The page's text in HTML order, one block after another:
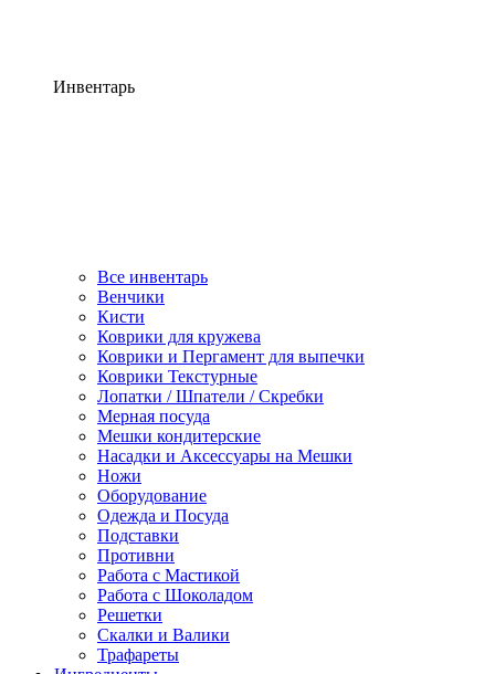
Инвентарь
Все инвентарь
Венчики
Кисти
Коврики для кружева
Коврики и Пергамент для выпечки
Коврики Текстурные
Лопатки / Шпатели / Скребки
Мерная посуда
Мешки кондитерские
Насадки и Аксессуары на Мешки
Ножи
Оборудование
Одежда и Посуда
Подставки
Противни
Работа с Мастикой
Работа с Шоколадом
Решетки
Скалки и Валики
Трафареты